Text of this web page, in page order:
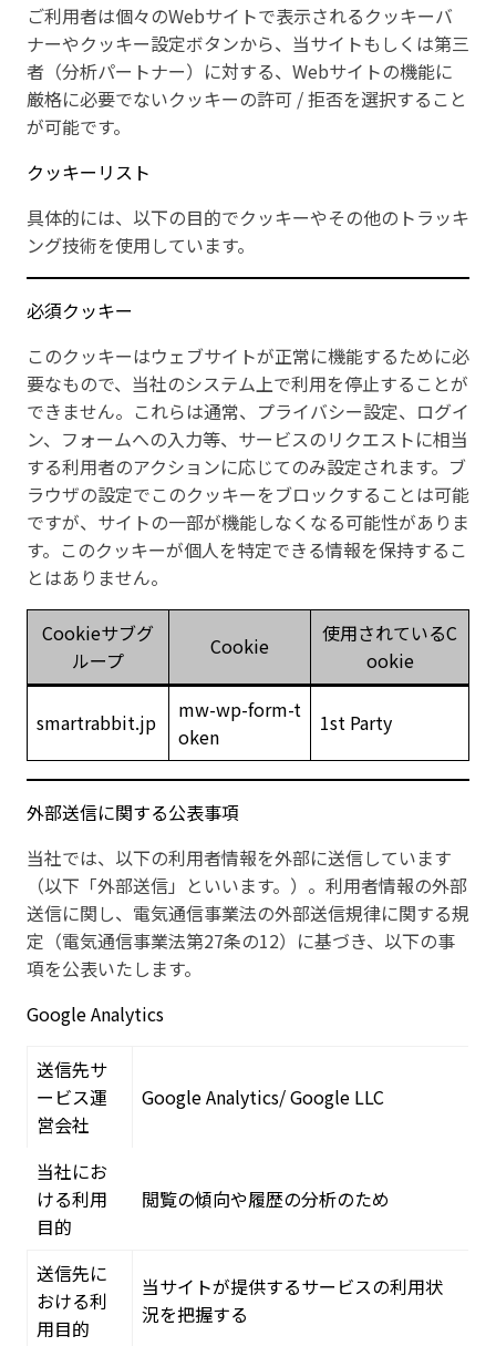
ご利用者は個々のWebサイトで表示されるクッキーバ
ナーやクッキー設定ボタンから、当サイトもしくは第三
者（分析パートナー）に対する、Webサイトの機能に
厳格に必要でないクッキーの許可 / 拒否を選択すること
が可能です。
クッキーリスト
具体的には、以下の目的でクッキーやその他のトラッキ
ング技術を使用しています。
必須クッキー
このクッキーはウェブサイトが正常に機能するために必
要なもので、当社のシステム上で利用を停止することが
できません。これらは通常、プライバシー設定、ログイ
ン、フォームへの入力等、サービスのリクエストに相当
する利用者のアクションに応じてのみ設定されます。ブ
ラウザの設定でこのクッキーをブロックすることは可能
ですが、サイトの一部が機能しなくなる可能性がありま
す。このクッキーが個人を特定できる情報を保持するこ
とはありません。
Cookieサブグ
ループ
Cookie
使用されているC
ookie
smartrabbit.jp
mw-wp-form-t
oken
1st Party
外部送信に関する公表事項
当社では、以下の利用者情報を外部に送信しています
（以下「外部送信」といいます。）。利用者情報の外部
送信に関し、電気通信事業法の外部送信規律に関する規
定（電気通信事業法第27条の12）に基づき、以下の事
項を公表いたします。
Google Analytics
送信先サ
ービス運
営会社
Google Analytics/ Google LLC
当社にお
ける利用
目的
閲覧の傾向や履歴の分析のため
送信先に
おける利
用目的
当サイトが提供するサービスの利用状
況を把握する